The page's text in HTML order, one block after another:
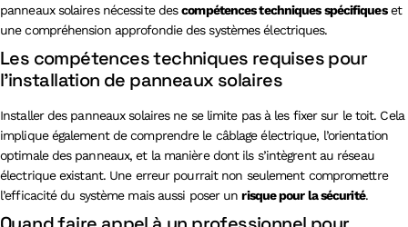
panneaux solaires nécessite descompétences techniques spécifiqueset
une compréhension approfondie des systèmes électriques.
Les compétences techniques requises pour
l’installation de panneaux solaires
Installer des panneaux solaires ne se limite pas à les fixer sur le toit. Cela
implique également de comprendre le câblage électrique, l’orientation
optimale des panneaux, et la manière dont ils s’intègrent au réseau
électrique existant. Une erreur pourrait non seulement compromettre
l’efficacité du système mais aussi poser unrisque pour la sécurité.